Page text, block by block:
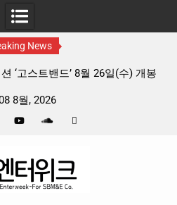
News
‘고스트밴드’ 8월 26일(수) 개봉
8월, 2026
Google